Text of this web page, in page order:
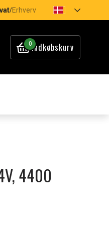
/Erhverv
0Indkøbskurv
4400